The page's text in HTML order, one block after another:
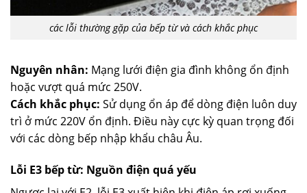
các lỗi thường gặp của bếp từ và cách khắc phục
Nguyên nhân: Mạng lưới điện gia đình không ổn định
hoặc vượt quá mức 250V.
Cách khắc phục: Sử dụng ổn áp để dòng điện luôn duy
trì ở mức 220V ổn định. Điều này cực kỳ quan trọng đối
với các dòng bếp nhập khẩu châu Âu.
Lỗi E3 bếp từ: Nguồn điện quá yếu